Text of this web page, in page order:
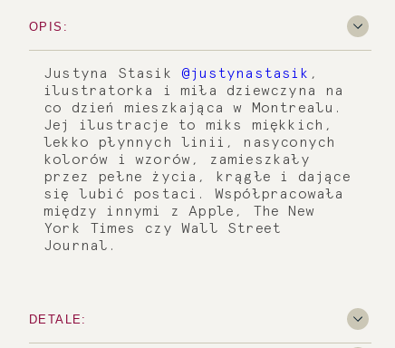
OPIS:
Justyna Stasik @justynastasik ,
ilustratorka i miła dziewczyna na
co dzień mieszkająca w Montrealu.
Jej ilustracje to miks miękkich,
lekko płynnych linii, nasyconych
kolorów i wzorów, zamieszkały
przez pełne życia, krągłe i dające
się lubić postaci. Współpracowała
między innymi z Apple, The New
York Times czy Wall Street
Journal.
DETALE: